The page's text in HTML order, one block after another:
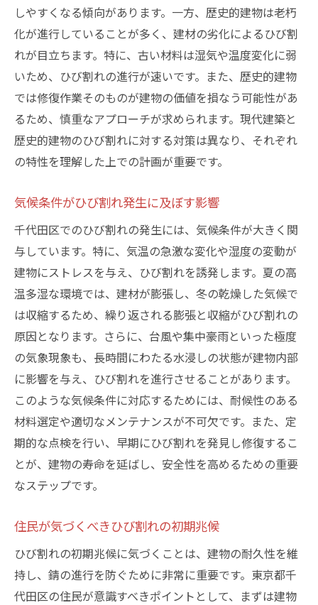
ひび割れと錆のリスク管理方法
意外な都市問題ひび割れが錆を引き起こす理由
都市開発とひび割れの密接な関係
公共施設におけるひび割れと錆の課題
気候変動がひび割れと錆に与える影響
ひび割れと錆が都市環境に及ぼす広範な影
響
ひび割れが都市景観に与える長期的影響
建物の美観と安全性を守るためのひび割れ対策
ひび割れ予防のための最新技術
建物の美観を維持するひび割れ修復法
ひび割れ対策における効果的な素材選び
ひび割れ防止のための定期点検の重要性
住民参加型のひび割れ防止活動
ひび割れ対策で実現する安全な住環境
千代田区でのひび割れと錆への効果的なアプロ
ーチ
千代田区におけるひび割れ修復の成功事例
地域特性に応じたひび割れ対策の実施
ひび割れと錆防止のための地域協力の必要
専門家が語るひび割れ対策の最前線
ひび割れ修復技術の最新動向
千代田区での持続可能なひび割れ管理戦略
しやすくなる傾向があります。一方、歴史的建物は老朽
化が進行していることが多く、建材の劣化によるひび割
れが目立ちます。特に、古い材料は湿気や温度変化に弱
いため、ひび割れの進行が速いです。また、歴史的建物
では修復作業そのものが建物の価値を損なう可能性があ
るため、慎重なアプローチが求められます。現代建築と
歴史的建物のひび割れに対する対策は異なり、それぞれ
の特性を理解した上での計画が重要です。
気候条件がひび割れ発生に及ぼす影響
千代田区でのひび割れの発生には、気候条件が大きく関
与しています。特に、気温の急激な変化や湿度の変動が
建物にストレスを与え、ひび割れを誘発します。夏の高
温多湿な環境では、建材が膨張し、冬の乾燥した気候で
は収縮するため、繰り返される膨張と収縮がひび割れの
原因となります。さらに、台風や集中豪雨といった極度
の気象現象も、長時間にわたる水浸しの状態が建物内部
に影響を与え、ひび割れを進行させることがあります。
このような気候条件に対応するためには、耐候性のある
材料選定や適切なメンテナンスが不可欠です。また、定
期的な点検を行い、早期にひび割れを発見し修復するこ
とが、建物の寿命を延ばし、安全性を高めるための重要
なステップです。
住民が気づくべきひび割れの初期兆候
ひび割れの初期兆候に気づくことは、建物の耐久性を維
持し、錆の進行を防ぐために非常に重要です。東京都千
代田区の住民が意識すべきポイントとして、まずは建物